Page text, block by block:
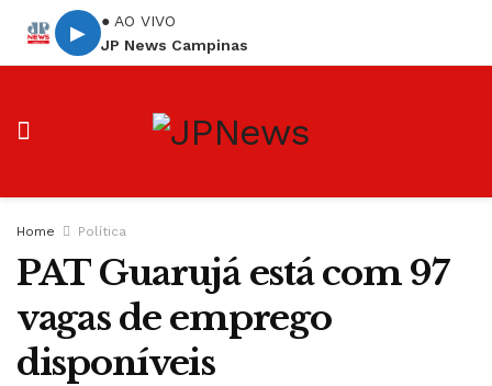
▶
● AO VIVO
JP News Campinas
Home Política
PAT Guarujá está com 97
vagas de emprego
disponíveis